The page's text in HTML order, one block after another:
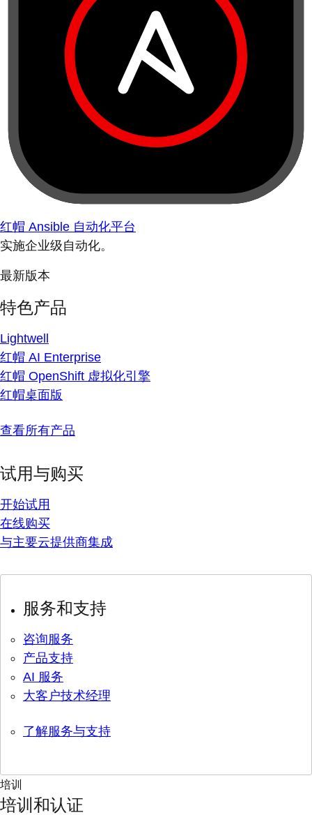
红帽 Ansible 自动化平台
实施企业级自动化。
最新版本
特色产品
Lightwell
红帽 AI Enterprise
红帽 OpenShift 虚拟化引擎
红帽桌面版
查看所有产品
试用与购买
开始试用
在线购买
与主要云提供商集成
服务和支持
咨询服务
产品支持
AI 服务
大客户技术经理
了解服务与支持
培训
培训和认证